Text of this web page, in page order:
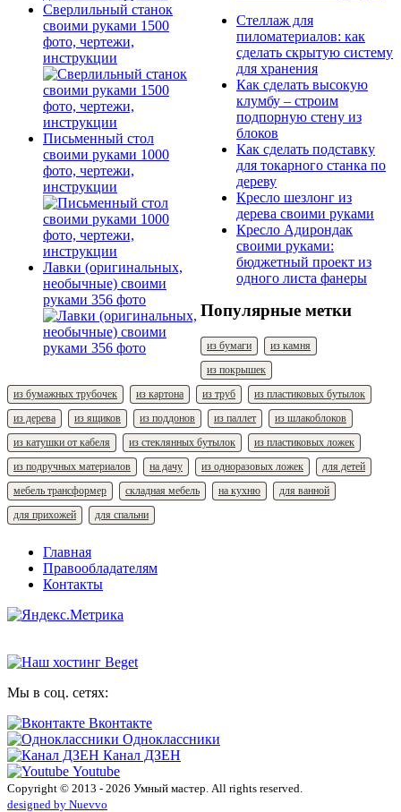
Сверлильный станок
своими руками 1500
фото, чертежи,
инструкции
Письменный стол
своими руками 1000
фото, чертежи,
инструкции
Лавки (оригинальных,
необычные) своими
руками 356 фото
Стеллаж для
пиломатериалов: как
сделать скрытую систему
для хранения
Как сделать высокую
клумбу – строим
подпорную стену из
блоков
Как сделать подставку
для токарного станка по
дереву
Кресло шезлонг из
дерева своими руками
Кресло Адирондак
своими руками:
бюджетный проект из
одного листа фанеры
Популярные метки
из бумаги
из камня
из покрышек
из бумажных трубочек
из картона из труб
из пластиковых бутылок
из дерева
из ящиков из поддонов из паллет
из шлакоблоков
из катушки от кабеля
из стеклянных бутылок
из пластиковых ложек
из подручных материалов
на дачу из одноразовых ложек
для детей
мебель трансформер
складная мебель на кухню
для ванной
для прихожей
для спальни
Главная
Правообладателям
Контакты
Мы в соц. сетях:
Вконтакте
Одноклассники
Канал ДЗЕН
Youtube
Copyright © 2013 - 2026 Умный мастер. All rights reserved.
designed by Nuevvo